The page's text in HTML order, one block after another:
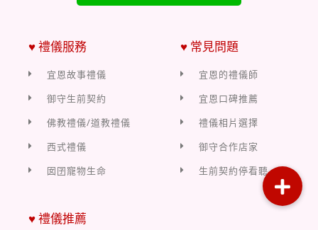
♥ 禮儀服務
宜恩故事禮儀
御守生前契約
佛教禮儀/道教禮儀
西式禮儀
囡囝寵物生命
♥ 常見問題
宜恩的禮儀師
宜恩口碑推薦
禮儀相片選擇
御守合作店家
生前契約停看聽
♥ 禮儀推薦